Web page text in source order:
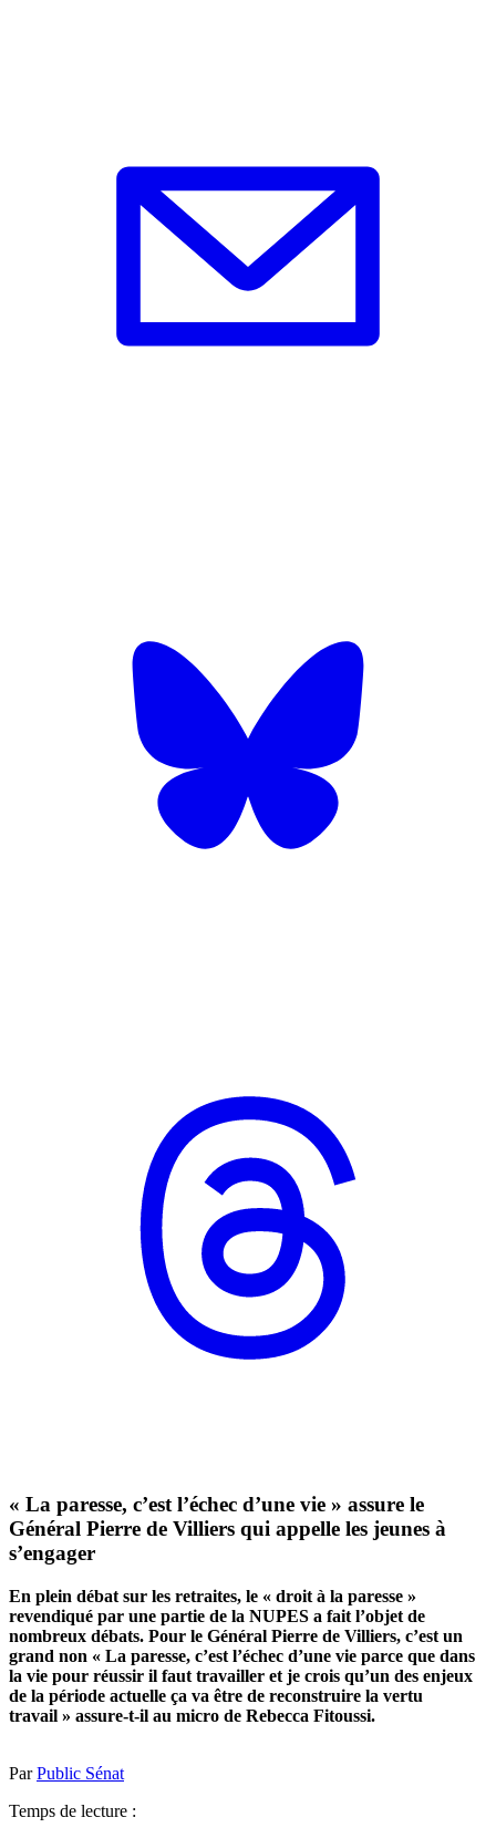
« La paresse, c’est l’échec d’une vie » assure le
Général Pierre de Villiers qui appelle les jeunes à
s’engager
En plein débat sur les retraites, le « droit à la paresse »
revendiqué par une partie de la NUPES a fait l’objet de
nombreux débats. Pour le Général Pierre de Villiers, c’est un
grand non « La paresse, c’est l’échec d’une vie parce que dans
la vie pour réussir il faut travailler et je crois qu’un des enjeux
de la période actuelle ça va être de reconstruire la vertu
travail » assure-t-il au micro de Rebecca Fitoussi.
ParPublic Sénat
Temps de lecture :